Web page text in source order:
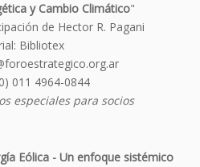
y Cambio Climático"
de Hector R. Pagani
Bibliotex
011 4964-0844
especiales para socios
Eólica - Un enfoque sistémico